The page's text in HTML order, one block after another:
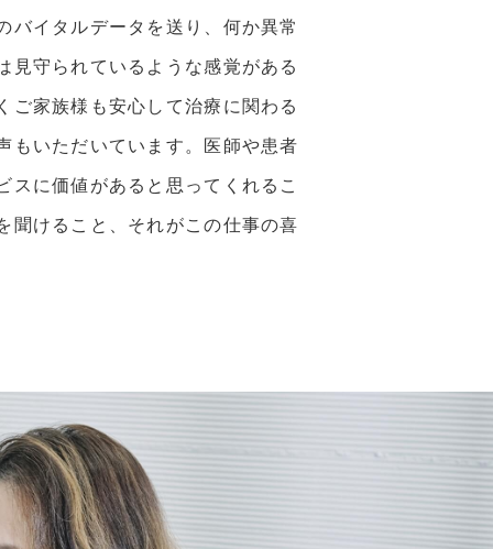
バイタルデータを送り、何か異常
見守られているような感覚がある
ご家族様も安心して治療に関わる
もいただいています。医師や患者
スに価値があると思ってくれるこ
聞けること、それがこの仕事の喜